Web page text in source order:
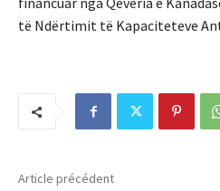
të Ndërtimit të Kapaciteteve
Article précédent